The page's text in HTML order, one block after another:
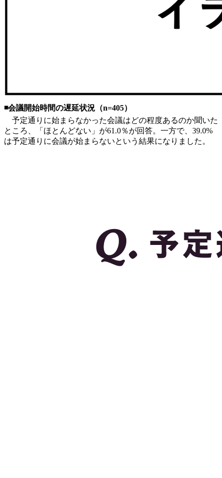
◾️会議開始時間の遅延状況（n=405）
予定通りに始まらなかった会議はどの程度あるのか聞いた
ところ、「ほとんどない」が61.0％が回答。一方で、39.0%
は予定通りに会議が始まらないという結果になりました。